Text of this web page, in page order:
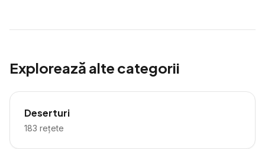
Explorează alte categorii
Deserturi
183 rețete